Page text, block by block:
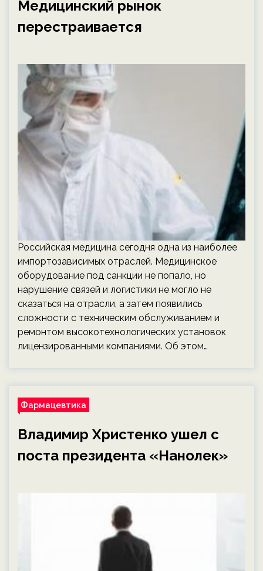
Медицинский рынок
перестраивается
Российская медицина сегодня одна из наиболее
импортозависимых отраслей. Медицинское
оборудование под санкции не попало, но
нарушение связей и логистики не могло не
сказаться на отрасли, а затем появились
сложности с техническим обслуживанием и
ремонтом высокотехнологических установок
лицензированными компаниями. Об этом…
Фармацевтика
Владимир Христенко ушел с
поста президента «Нанолек»